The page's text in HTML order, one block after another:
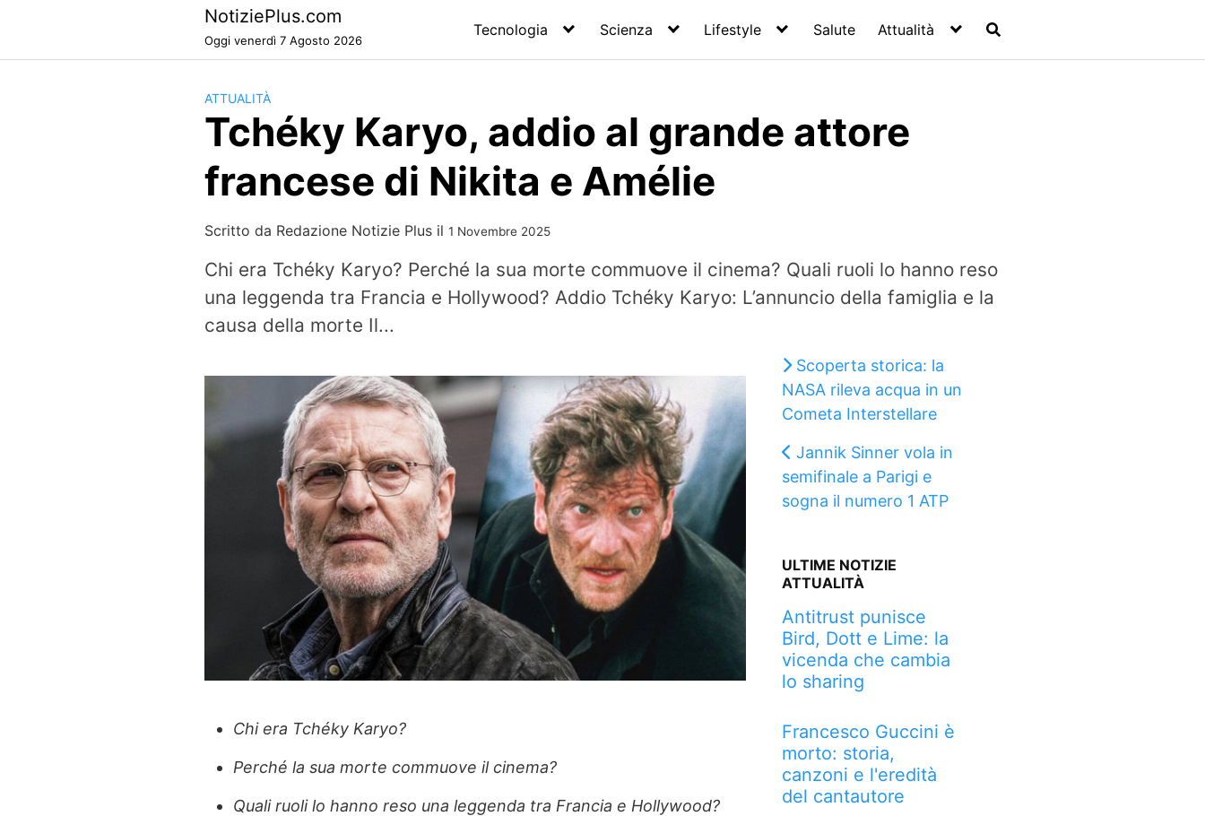
NotiziePlus.com
Oggi venerdì 7 Agosto 2026
Tecnologia Scienza Lifestyle Salute Attualità
ATTUALITÀ
Tchéky Karyo, addio al grande attore
francese di Nikita e Amélie
Scritto da Redazione Notizie Plus il 1 Novembre 2025
Chi era Tchéky Karyo? Perché la sua morte commuove il cinema? Quali ruoli lo hanno reso
una leggenda tra Francia e Hollywood? Addio Tchéky Karyo: L’annuncio della famiglia e la
causa della morte Il...
Chi era Tchéky Karyo?
Perché la sua morte commuove il cinema?
Quali ruoli lo hanno reso una leggenda tra Francia e Hollywood?
Scoperta storica: la
NASA rileva acqua in un
Cometa Interstellare
Jannik Sinner vola in
semifinale a Parigi e
sogna il numero 1 ATP
ULTIME NOTIZIE
ATTUALITÀ
Antitrust punisce
Bird, Dott e Lime: la
vicenda che cambia
lo sharing
Francesco Guccini è
morto: storia,
canzoni e l'eredità
del cantautore